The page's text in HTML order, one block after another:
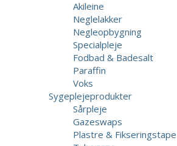
Akileine
Neglelakker
Negleopbygning
Specialpleje
Fodbad & Badesalt
Paraffin
Voks
Sygeplejeprodukter
Sårpleje
Gazeswaps
Plastre & Fikseringstape